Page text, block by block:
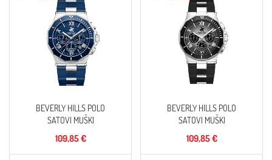
BEVERLY HILLS POLO
SATOVI MUŠKI
109,85 €
BEVERLY HILLS POLO
SATOVI MUŠKI
109,85 €